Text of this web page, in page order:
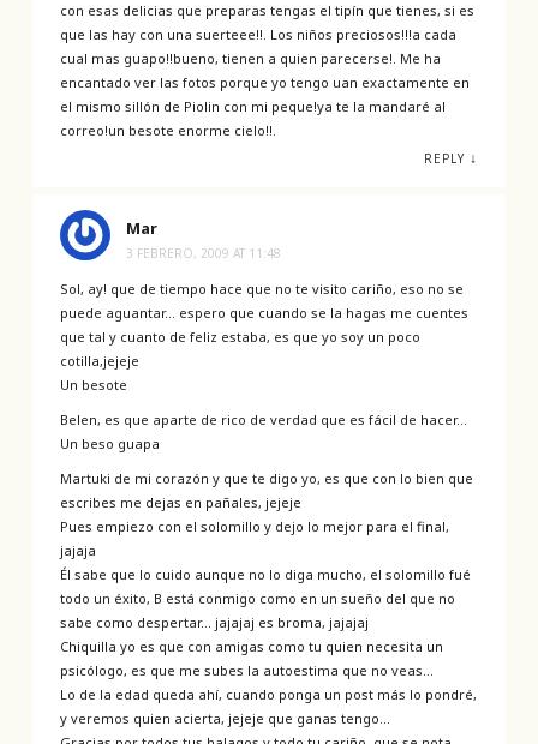
con esas delicias que preparas tengas el tipín que tienes, si es
que las hay con una suerteee!!. Los niños preciosos!!!a cada
cual mas guapo!!bueno, tienen a quien parecerse!. Me ha
encantado ver las fotos porque yo tengo uan exactamente en
el mismo sillón de Piolin con mi peque!ya te la mandaré al
correo!un besote enorme cielo!!.
REPLY ↓
Mar
3 FEBRERO, 2009 AT 11:48
Sol, ay! que de tiempo hace que no te visito cariño, eso no se
puede aguantar… espero que cuando se la hagas me cuentes
que tal y cuanto de feliz estaba, es que yo soy un poco
cotilla,jejeje
Un besote
Belen, es que aparte de rico de verdad que es fácil de hacer…
Un beso guapa
Martuki de mi corazón y que te digo yo, es que con lo bien que
escribes me dejas en pañales, jejeje
Pues empiezo con el solomillo y dejo lo mejor para el final,
jajaja
Él sabe que lo cuido aunque no lo diga mucho, el solomillo fué
todo un éxito, B está conmigo como en un sueño del que no
sabe como despertar… jajajaj es broma, jajajaj
Chiquilla yo es que con amigas como tu quien necesita un
psicólogo, es que me subes la autoestima que no veas…
Lo de la edad queda ahí, cuando ponga un post más lo pondré,
y veremos quien acierta, jejeje que ganas tengo…